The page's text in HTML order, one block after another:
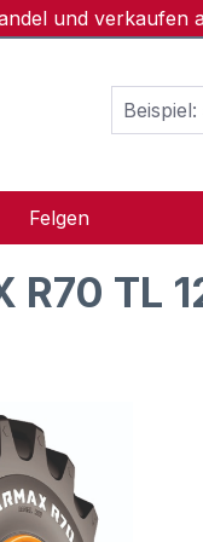
und verkaufen
Felgen
R70 TL